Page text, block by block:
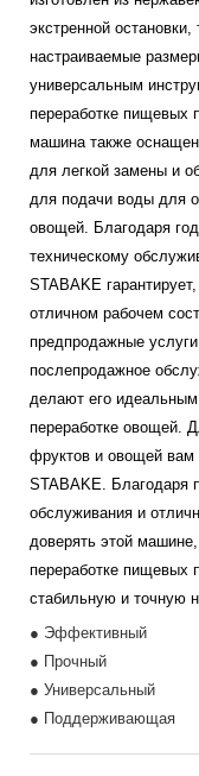
экстренной
настраиваемые
универсальным
переработке пищевых
машина также
для легкой замены и
для подачи воды для
овощей. Благодаря
техническому
STABAKE
отличном рабочем
предпродажные
послепродажное
делают его
переработке овощей.
фруктов и овощей вам
STABAKE. Благодаря
обслуживания и
доверять этой
переработке пищевых
стабильную и точную
● Эффективный
● Прочный
● Универсальный
● Поддерживающая